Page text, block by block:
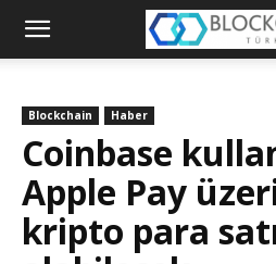
Blockchain
Platformu
Blockchain Haber
Coinbase
Apple Pay
kripto para